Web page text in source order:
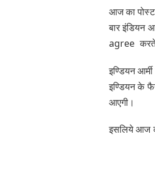
आज का
बार इंडियन
agree करते
इण्डियन
इण्डियन के
आएगी।
इसलिये आज